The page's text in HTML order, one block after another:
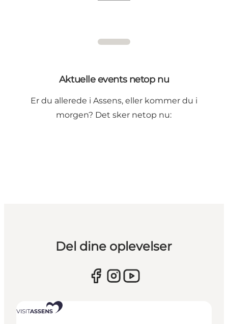
Aktuelle events netop nu
Er du allerede i Assens, eller kommer du i
morgen? Det sker netop nu:
Del dine oplevelser